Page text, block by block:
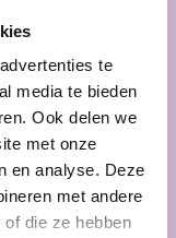
te
media te bieden
Ook delen we
met onze
en analyse. Deze
met andere
die ze hebben